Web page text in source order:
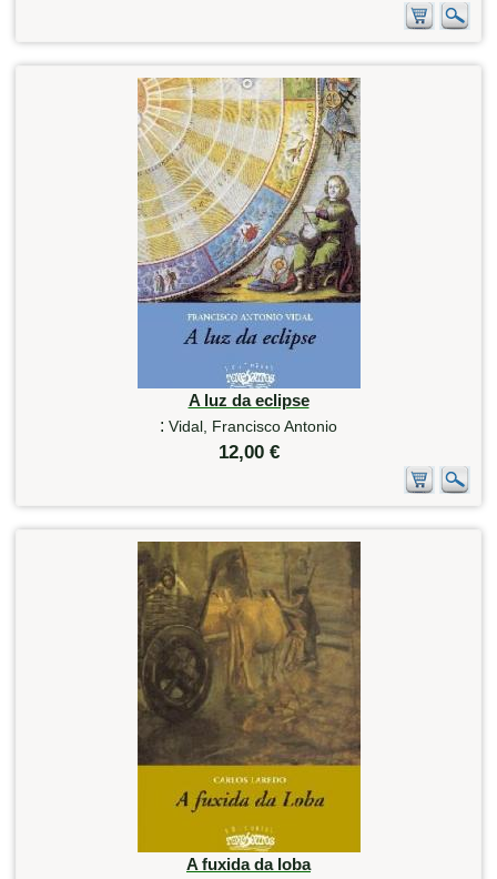
A luz da eclipse
: Vidal, Francisco Antonio
12,00 €
A fuxida da loba